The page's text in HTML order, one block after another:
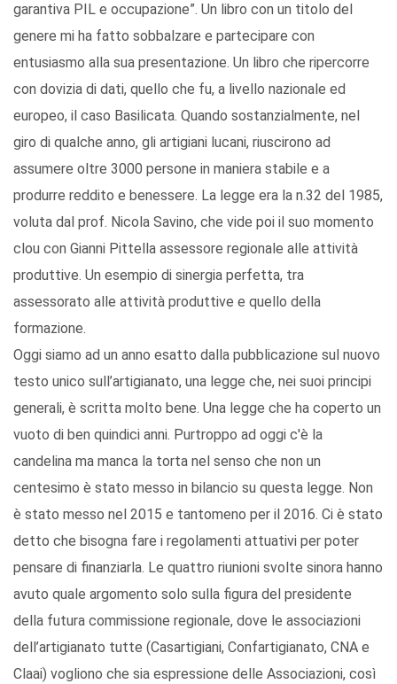
garantiva PIL e occupazione”. Un libro con un titolo del
genere mi ha fatto sobbalzare e partecipare con
entusiasmo alla sua presentazione. Un libro che ripercorre
con dovizia di dati, quello che fu, a livello nazionale ed
europeo, il caso Basilicata. Quando sostanzialmente, nel
giro di qualche anno, gli artigiani lucani, riuscirono ad
assumere oltre 3000 persone in maniera stabile e a
produrre reddito e benessere. La legge era la n.32 del 1985,
voluta dal prof. Nicola Savino, che vide poi il suo momento
clou con Gianni Pittella assessore regionale alle attività
produttive. Un esempio di sinergia perfetta, tra
assessorato alle attività produttive e quello della
formazione.
Oggi siamo ad un anno esatto dalla pubblicazione sul nuovo
testo unico sull’artigianato, una legge che, nei suoi principi
generali, è scritta molto bene. Una legge che ha coperto un
vuoto di ben quindici anni. Purtroppo ad oggi c'è la
candelina ma manca la torta nel senso che non un
centesimo è stato messo in bilancio su questa legge. Non
è stato messo nel 2015 e tantomeno per il 2016. Ci è stato
detto che bisogna fare i regolamenti attuativi per poter
pensare di finanziarla. Le quattro riunioni svolte sinora hanno
avuto quale argomento solo sulla figura del presidente
della futura commissione regionale, dove le associazioni
dell’artigianato tutte (Casartigiani, Confartigianato, CNA e
Claai) vogliono che sia espressione delle Associazioni, così